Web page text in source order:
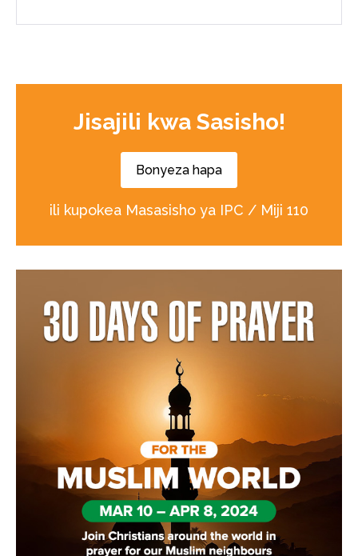
Jisajili kwa Sasisho!
Bonyeza hapa
ili kupokea Masasisho ya IPC / Miji 110